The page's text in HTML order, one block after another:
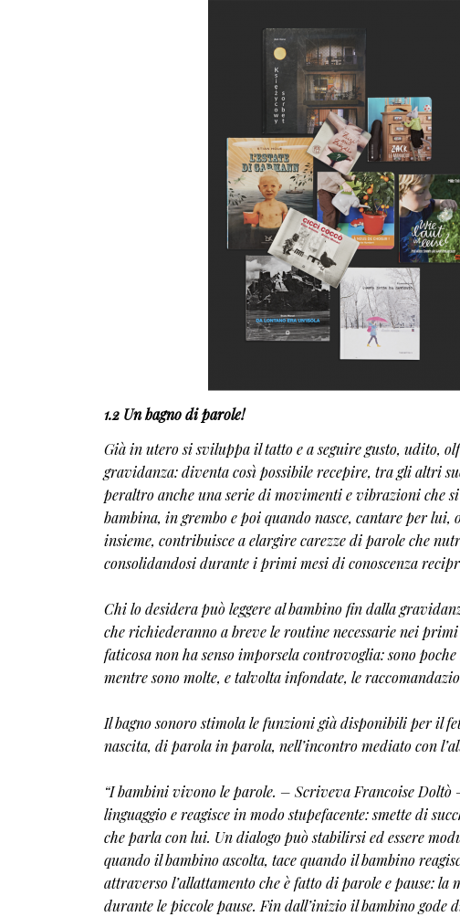
1.2 Un bagno di parole!
Già in utero si sviluppa il tatto e a seguire gusto, udito,
gravidanza: diventa così possibile recepire, tra gli altri
peraltro anche una serie di movimenti e vibrazioni che
bambina, in grembo e poi quando nasce, cantare per
insieme, contribuisce a elargire carezze di parole che
consolidandosi durante i primi mesi di conoscenza
Chi lo desidera può leggere al bambino fin dalla
che richiederanno a breve le routine necessarie nei
faticosa non ha senso imporsela controvoglia: sono
mentre sono molte, e talvolta infondate, le
Il bagno sonoro stimola le funzioni già disponibili per il
nascita, di parola in parola, nell’incontro mediato con
“I bambini vivono le parole. – Scriveva Francoise Doltò
linguaggio e reagisce in modo stupefacente: smette di
che parla con lui. Un dialogo può stabilirsi ed essere
quando il bambino ascolta, tace quando il bambino
attraverso l’allattamento che è fatto di parole e pause:
durante le piccole pause. Fin dall’inizio il bambino